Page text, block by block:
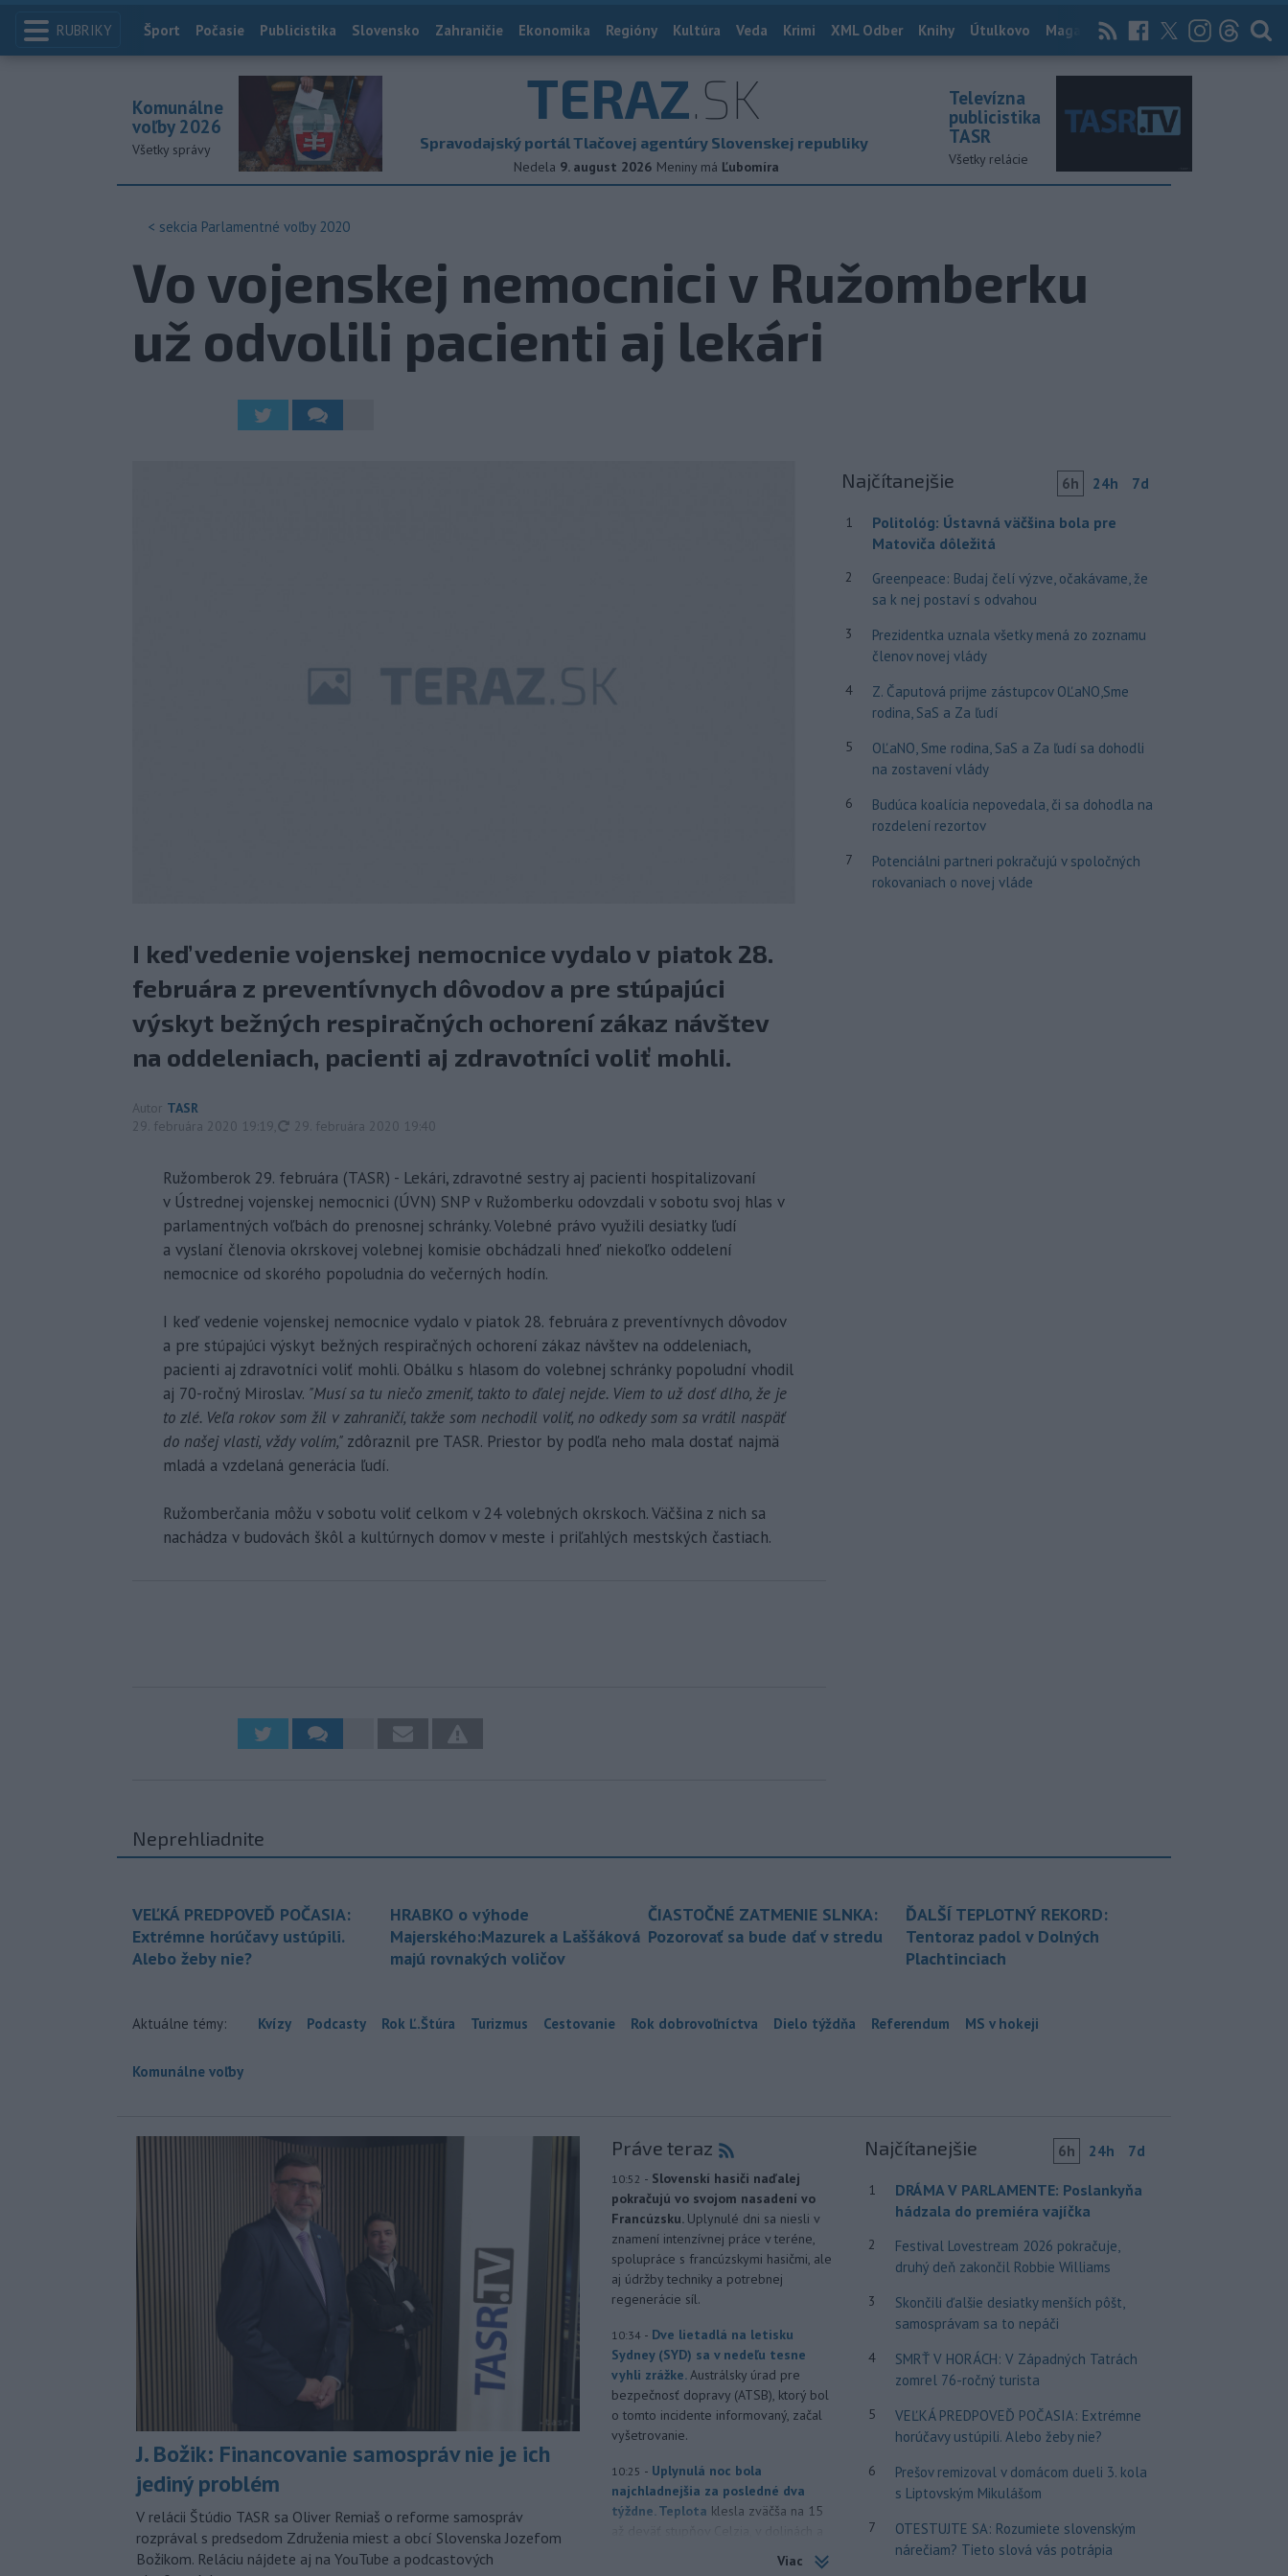
RUBRIKY Index
Šport Počasie Publicistika Slovensko Zahraničie Ekonomika Regióny Kultúra Veda Krimi XML Odber Knihy Útulkovo Magazín News Now Archív
TERAZ.SK
Spravodajský portál Tlačovej agentúry Slovenskej republiky
Nedela 9. august 2026 Meniny má Ľubomíra
Komunálne
voľby 2026
Všetky správy
Televízna
publicistika
TASR
Všetky relácie
< sekcia Parlamentné voľby 2020
Vo vojenskej nemocnici v Ružomberku
už odvolili pacienti aj lekári
I keď vedenie vojenskej nemocnice vydalo v piatok 28.
februára z preventívnych dôvodov a pre stúpajúci
výskyt bežných respiračných ochorení zákaz návštev
na oddeleniach, pacienti aj zdravotníci voliť mohli.
Autor TASR
29. februára 2020 19:19
aktualizované
29. februára 2020 19:40
Ružomberok 29. februára (TASR) - Lekári, zdravotné sestry aj pacienti hospitalizovaní
v Ústrednej vojenskej nemocnici (ÚVN) SNP v Ružomberku odovzdali v sobotu svoj hlas v
parlamentných voľbách do prenosnej schránky. Volebné právo využili desiatky ľudí
a vyslaní členovia okrskovej volebnej komisie obchádzali hneď niekoľko oddelení
nemocnice od skorého popoludnia do večerných hodín.
I keď vedenie vojenskej nemocnice vydalo v piatok 28. februára z preventívnych dôvodov
a pre stúpajúci výskyt bežných respiračných ochorení zákaz návštev na oddeleniach,
pacienti aj zdravotníci voliť mohli. Obálku s hlasom do volebnej schránky popoludní vhodil
aj 70-ročný Miroslav. "Musí sa tu niečo zmeniť, takto to ďalej nejde. Viem to už dosť dlho, že je
to zlé. Veľa rokov som žil v zahraničí, takže som nechodil voliť, no odkedy som sa vrátil naspäť
do našej vlasti, vždy volím," zdôraznil pre TASR. Priestor by podľa neho mala dostať najmä
mladá a vzdelaná generácia ľudí.
Ružomberčania môžu v sobotu voliť celkom v 24 volebných okrskoch. Väčšina z nich sa
nachádza v budovách škôl a kultúrnych domov v meste i priľahlých mestských častiach.
Najčítanejšie 6h 24h 7d
1
Politológ: Ústavná väčšina bola pre
Matoviča dôležitá
2
Greenpeace: Budaj čelí výzve, očakávame, že
sa k nej postaví s odvahou
3
Prezidentka uznala všetky mená zo zoznamu
členov novej vlády
4
Z. Čaputová prijme zástupcov OĽaNO,Sme
rodina, SaS a Za ľudí
5
OĽaNO, Sme rodina, SaS a Za ľudí sa dohodli
na zostavení vlády
6
Budúca koalícia nepovedala, či sa dohodla na
rozdelení rezortov
7
Potenciálni partneri pokračujú v spoločných
rokovaniach o novej vláde
Neprehliadnite
VEĽKÁ PREDPOVEĎ POČASIA:
Extrémne horúčavy ustúpili.
Alebo žeby nie?
HRABKO o výhode
Majerského:Mazurek a Laššáková
majú rovnakých voličov
ČIASTOČNÉ ZATMENIE SLNKA:
Pozorovať sa bude dať v stredu
ĎALŠÍ TEPLOTNÝ REKORD:
Tentoraz padol v Dolných
Plachtinciach
Aktuálne témy: Kvízy Podcasty Rok Ľ.Štúra Turizmus Cestovanie Rok dobrovoľníctva Dielo týždňa Referendum MS v hokeji
Komunálne voľby
J. Božik: Financovanie samospráv nie je ich
jediný problém
V relácii Štúdio TASR sa Oliver Remiaš o reforme samospráv
rozprával s predsedom Združenia miest a obcí Slovenska Jozefom
Božikom. Reláciu nájdete aj na YouTube a podcastových
Práve teraz
10:52 - Slovenskí hasiči naďalej
pokračujú vo svojom nasadení vo
Francúzsku. Uplynulé dni sa niesli v
znamení intenzívnej práce v teréne,
spolupráce s francúzskymi hasičmi, ale
aj údržby techniky a potrebnej
regenerácie síl.
10:34 - Dve lietadlá na letisku
Sydney (SYD) sa v nedeľu tesne
vyhli zrážke.Austrálsky úrad pre
bezpečnosť dopravy (ATSB), ktorý bol
o tomto incidente informovaný, začal
vyšetrovanie.
10:25 - Uplynulá noc bola
najchladnejšia za posledné dva
týždne. Teplota klesla zväčša na 15
Slovenský hydrometeorologický ústav
Viac
Najčítanejšie 6h 24h 7d
1
DRÁMA V PARLAMENTE: Poslankyňa
hádzala do premiéra vajíčka
2
Festival Lovestream 2026 pokračuje,
druhý deň zakončil Robbie Williams
3
Skončili ďalšie desiatky menších pôšt,
samosprávam sa to nepáči
4
SMRŤ V HORÁCH: V Západných Tatrách
zomrel 76-ročný turista
5
VEĽKÁ PREDPOVEĎ POČASIA: Extrémne
horúčavy ustúpili. Alebo žeby nie?
6
Prešov remizoval v domácom dueli 3. kola
s Liptovským Mikulášom
7
OTESTUJTE SA: Rozumiete slovenským
nárečiam? Tieto slová vás potrápia